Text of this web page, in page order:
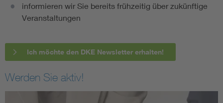
informieren wir Sie bereits frühzeitig über zukünftige
Veranstaltungen
Ich möchte den DKE Newsletter erhalten!
Werden Sie aktiv!